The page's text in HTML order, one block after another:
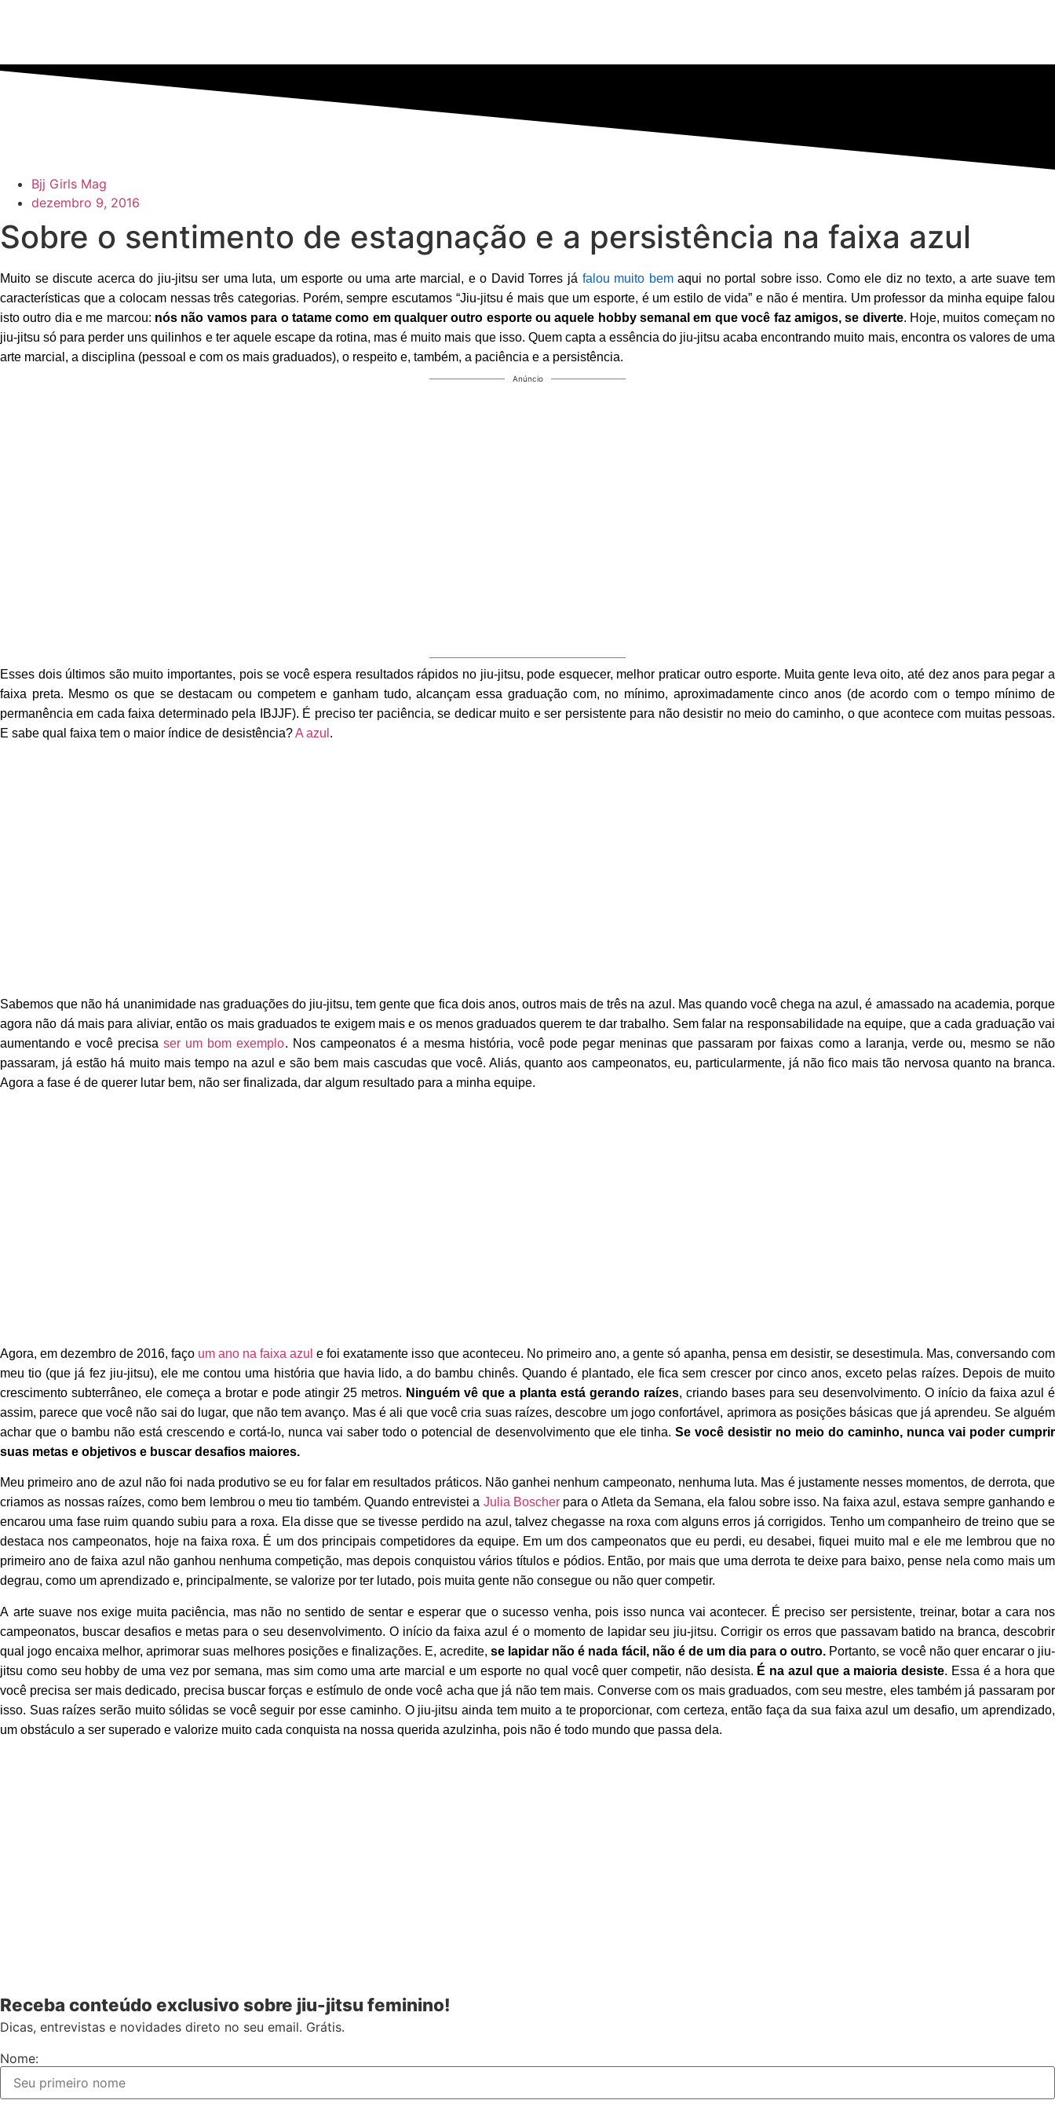
Bjj Girls Mag
dezembro 9, 2016
Sobre o sentimento de estagnação e a persistência na faixa azul
Muito se discute acerca do jiu-jitsu ser uma luta, um esporte ou uma arte marcial, e o David Torres já falou muito bemaqui no portal sobre isso. Como ele diz no texto, a arte suave tem
características que a colocam nessas três categorias. Porém, sempre escutamos “Jiu-jitsu é mais que um esporte, é um estilo de vida” e não é mentira. Um professor da minha equipe falou
isto outro dia e me marcou: nós não vamos para o tatame como em qualquer outro esporte ou aquele hobby semanal em que você faz amigos, se diverte. Hoje, muitos começam no
jiu-jitsu só para perder uns quilinhos e ter aquele escape da rotina, mas é muito mais que isso. Quem capta a essência do jiu-jitsu acaba encontrando muito mais, encontra os valores de uma
arte marcial, a disciplina (pessoal e com os mais graduados), o respeito e, também, a paciência e a persistência.
Anúncio
Esses dois últimos são muito importantes, pois se você espera resultados rápidos no jiu-jitsu, pode esquecer, melhor praticar outro esporte. Muita gente leva oito, até dez anos para pegar a
faixa preta. Mesmo os que se destacam ou competem e ganham tudo, alcançam essa graduação com, no mínimo, aproximadamente cinco anos (de acordo com o tempo mínimo de
permanência em cada faixa determinado pela IBJJF). É preciso ter paciência, se dedicar muito e ser persistente para não desistir no meio do caminho, o que acontece com muitas pessoas.
E sabe qual faixa tem o maior índice de desistência?A azul .
Sabemos que não há unanimidade nas graduações do jiu-jitsu, tem gente que fica dois anos, outros mais de três na azul. Mas quando você chega na azul, é amassado na academia, porque
agora não dá mais para aliviar, então os mais graduados te exigem mais e os menos graduados querem te dar trabalho. Sem falar na responsabilidade na equipe, que a cada graduação vai
aumentando e você precisaser um bom exemplo. Nos campeonatos é a mesma história, você pode pegar meninas que passaram por faixas como a laranja, verde ou, mesmo se não
passaram, já estão há muito mais tempo na azul e são bem mais cascudas que você. Aliás, quanto aos campeonatos, eu, particularmente, já não fico mais tão nervosa quanto na branca.
Agora a fase é de querer lutar bem, não ser finalizada, dar algum resultado para a minha equipe.
Agora, em dezembro de 2016, faço um ano na faixa azul e foi exatamente isso que aconteceu. No primeiro ano, a gente só apanha, pensa em desistir, se desestimula. Mas, conversando com
meu tio (que já fez jiu-jitsu), ele me contou uma história que havia lido, a do bambu chinês. Quando é plantado, ele fica sem crescer por cinco anos, exceto pelas raízes. Depois de muito
crescimento subterrâneo, ele começa a brotar e pode atingir 25 metros. Ninguém vê que a planta está gerando raízes, criando bases para seu desenvolvimento. O início da faixa azul é
assim, parece que você não sai do lugar, que não tem avanço. Mas é ali que você cria suas raízes, descobre um jogo confortável, aprimora as posições básicas que já aprendeu. Se alguém
achar que o bambu não está crescendo e cortá-lo, nunca vai saber todo o potencial de desenvolvimento que ele tinha. Se você desistir no meio do caminho, nunca vai poder cumprir
suas metas e objetivos e buscar desafios maiores.
Meu primeiro ano de azul não foi nada produtivo se eu for falar em resultados práticos. Não ganhei nenhum campeonato, nenhuma luta. Mas é justamente nesses momentos, de derrota, que
criamos as nossas raízes, como bem lembrou o meu tio também. Quando entrevistei a Julia Boscher para o Atleta da Semana, ela falou sobre isso. Na faixa azul, estava sempre ganhando e
encarou uma fase ruim quando subiu para a roxa. Ela disse que se tivesse perdido na azul, talvez chegasse na roxa com alguns erros já corrigidos. Tenho um companheiro de treino que se
destaca nos campeonatos, hoje na faixa roxa. É um dos principais competidores da equipe. Em um dos campeonatos que eu perdi, eu desabei, fiquei muito mal e ele me lembrou que no
primeiro ano de faixa azul não ganhou nenhuma competição, mas depois conquistou vários títulos e pódios. Então, por mais que uma derrota te deixe para baixo, pense nela como mais um
degrau, como um aprendizado e, principalmente, se valorize por ter lutado, pois muita gente não consegue ou não quer competir.
A arte suave nos exige muita paciência, mas não no sentido de sentar e esperar que o sucesso venha, pois isso nunca vai acontecer. É preciso ser persistente, treinar, botar a cara nos
campeonatos, buscar desafios e metas para o seu desenvolvimento. O início da faixa azul é o momento de lapidar seu jiu-jitsu. Corrigir os erros que passavam batido na branca, descobrir
qual jogo encaixa melhor, aprimorar suas melhores posições e finalizações. E, acredite,se lapidar não é nada fácil, não é de um dia para o outro. Portanto, se você não quer encarar o jiu-
jitsu como seu hobby de uma vez por semana, mas sim como uma arte marcial e um esporte no qual você quer competir, não desista. É na azul que a maioria desiste. Essa é a hora que
você precisa ser mais dedicado, precisa buscar forças e estímulo de onde você acha que já não tem mais. Converse com os mais graduados, com seu mestre, eles também já passaram por
isso. Suas raízes serão muito sólidas se você seguir por esse caminho. O jiu-jitsu ainda tem muito a te proporcionar, com certeza, então faça da sua faixa azul um desafio, um aprendizado,
um obstáculo a ser superado e valorize muito cada conquista na nossa querida azulzinha, pois não é todo mundo que passa dela.
Receba conteúdo exclusivo sobre jiu-jitsu feminino!
Dicas, entrevistas e novidades direto no seu email. Grátis.
Nome: